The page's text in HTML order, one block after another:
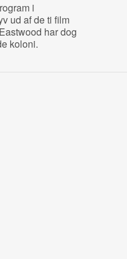
i
ud af de ti film
har dog
koloni.